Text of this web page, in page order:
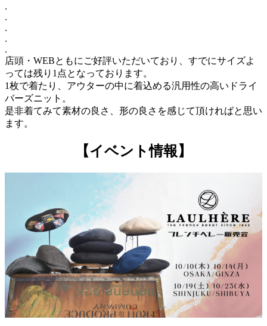
.
.
.
.
.
店頭・WEBともにご好評いただいており、すでにサイズよ
っては残り1点となっております。
1枚で着たり、アウターの中に着込める汎用性の高いドライ
バーズニット。
是非着てみて素材の良さ、形の良さを感じて頂ければと思い
ます。
【イベント情報】